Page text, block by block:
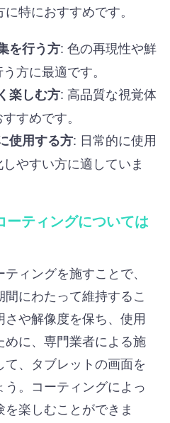
特におすすめです。
を行う方: 色の再現性や鮮
方に最適です。
楽しむ方: 高品質な視覚体
すめです。
使用する方: 日常的に使用
やすい方に適していま
ーティングについては
ィングを施すことで、
にわたって維持するこ
や解像度を保ち、使用
に、専門業者による施
、タブレットの画面を
。コーティングによっ
楽しむことができま